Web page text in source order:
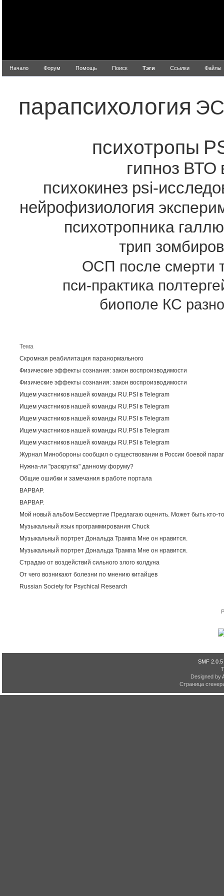
Начало Форум Помощь Поиск Тэги Ссылки Файлы
парапсихология
психотропы
гипноз ВТО
психокинез psi-
нейрофизиология
психотропника
трип
ОСП после смерти
пси-практика
биополе КС
Тема
Скромная реабилитация паранормального
Физические эффекты сознания: закон воспроизводимости
Физические эффекты сознания: закон воспроизводимости
Ищем участников нашей команды RU.PSI в Telegram
Ищем участников нашей команды RU.PSI в Telegram
Ищем участников нашей команды RU.PSI в Telegram
Ищем участников нашей команды RU.PSI в Telegram
Ищем участников нашей команды RU.PSI в Telegram
Журнал Минобороны сообщил о существовании в России боевой
Нужна-ли "раскрутка" данному форуму?
Общие ошибки и замечания в работе портала
ВАРВАР.
ВАРВАР.
Мой новый альбом Бессмертие Предлагаю оценить. Может быть кто-
Музыкальный язык программирования Chuck
Музыкальный портрет Дональда Трампа Мне он нравится.
Музыкальный портрет Дональда Трампа Мне он нравится.
Страдаю от воздействий сильного злого колдуна
От чего возникают болезни по мнению китайцев
Russian Society for Psychical Research
SMF 2.0.5
Designed by
Страница